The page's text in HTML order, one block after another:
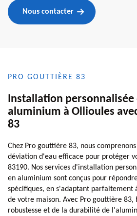
Nous contacter
PRO GOUTTIÈRE 83
Installation
aluminium à Ollioules
83
Chez Pro gouttière 83, nous
déviation d'eau efficace pour protéger
83190. Nos services d'installation
en aluminium sont conçus pour
spécifiques, en s'adaptant
de votre maison. Avec Pro gouttière 83,
robustesse et de la durabilité de